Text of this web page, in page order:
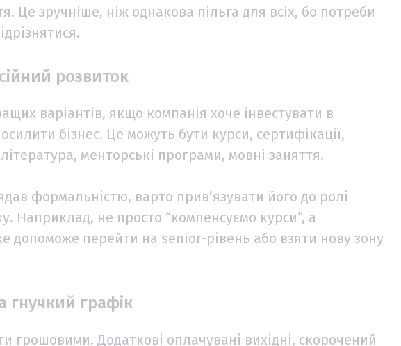
Це зручніше, ніж однакова пільга для всіх, бо потреби
розвиток
варіантів, якщо компанія хоче інвестувати в
бізнес. Це можуть бути курси, сертифікації,
менторські програми, мовні заняття.
формальністю, варто прив’язувати його до ролі
Наприклад, не просто “компенсуємо курси”, а
допоможе перейти на senior-рівень або взяти нову зону
гнучкий графік
грошовими. Додаткові оплачувані вихідні, скорочений